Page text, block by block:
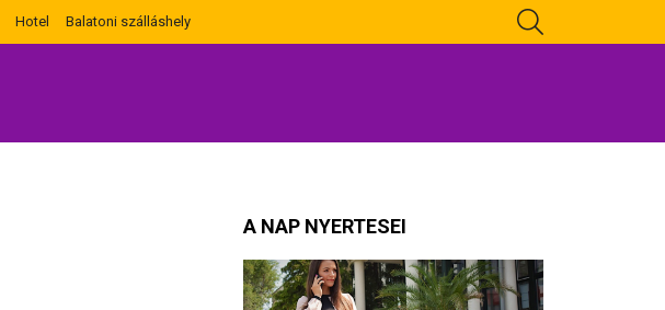
Hotel Balatoni szálláshely
A NAP NYERTESEI